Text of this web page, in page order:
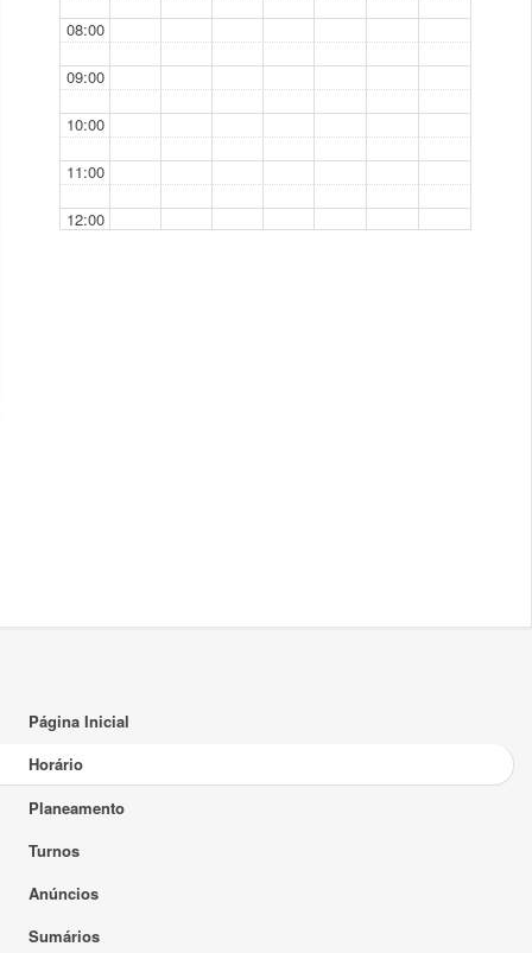
08:00
09:00
10:00
11:00
12:00
Página Inicial
Horário
Planeamento
Turnos
Anúncios
Sumários